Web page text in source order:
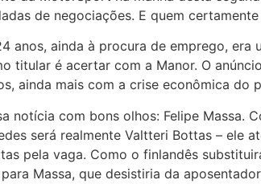
de negociações. E quem
anos, ainda à procura de emprego,
titular é acertar com a Manor. O
ainda mais com a crise econômica do
notícia com bons olhos: Felipe Massa.
será realmente Valtteri Bottas – ele
pela vaga. Como o finlandês
Massa, que desistiria da